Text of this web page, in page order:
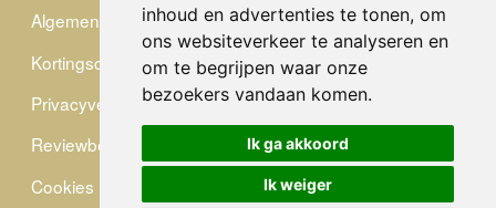
inhoud en advertenties te tonen, om
ons websiteverkeer te analyseren en
om te begrijpen waar onze
bezoekers vandaan komen.
Ik ga akkoord
Ik weiger
Algemene Voorwaarden
Kortingscode
Privacyverklaring
Reviewbeleid
Cookies